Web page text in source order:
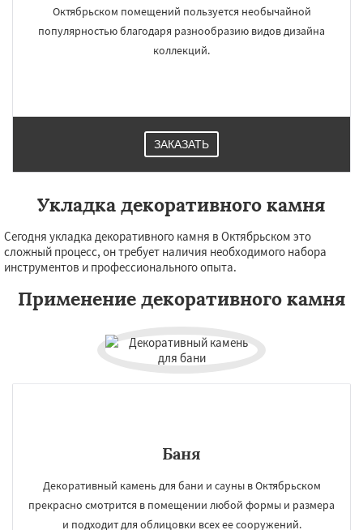
Октябрьском помещений пользуется необычайной
популярностью благодаря разнообразию видов дизайна
коллекций.
ЗАКАЗАТЬ
Укладка декоративного камня
Сегодня укладка декоративного камня в Октябрьском это
сложный процесс, он требует наличия необходимого набора
инструментов и профессионального опыта.
Применение декоративного камня
Баня
Декоративный камень для бани и сауны в Октябрьском
прекрасно смотрится в помещении любой формы и размера
и подходит для облицовки всех ее сооружений.